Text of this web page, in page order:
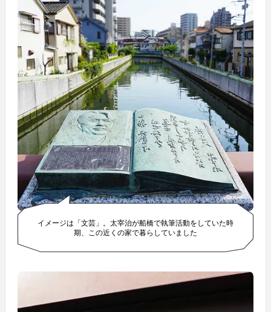
イメージは「文芸」。太宰治が船橋で執筆活動をしていた時
期、この近くの家で暮らしていました